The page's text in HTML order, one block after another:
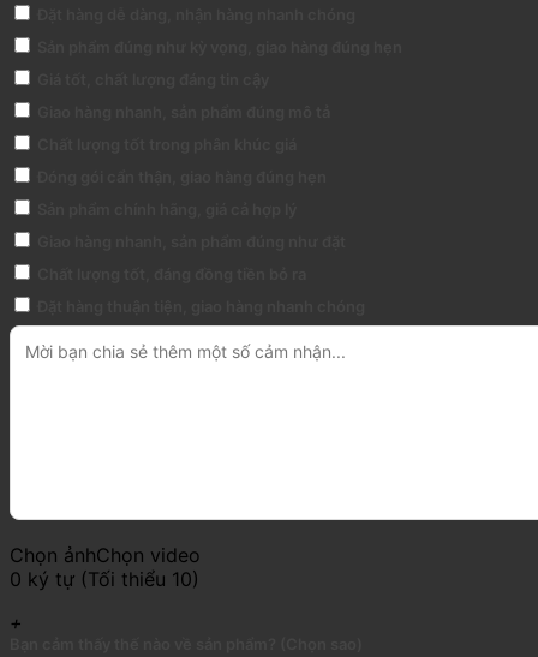
Chọn ảnhChọn video
0 ký tự (Tối thiểu 10)
+